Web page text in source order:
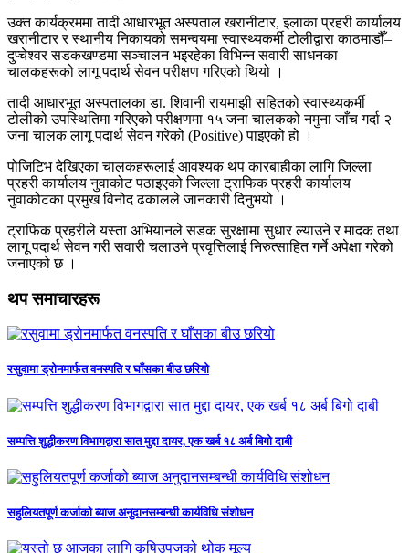
उक्त कार्यक्रममा तादी आधारभूत अस्पताल खरानीटार, इलाका प्रहरी कार्यालय
खरानीटार र स्थानीय निकायको समन्वयमा स्वास्थ्यकर्मी टोलीद्वारा काठमाडौँ–
दुप्चेश्वर सडकखण्डमा सञ्चालन भइरहेका विभिन्न सवारी साधनका
चालकहरूको लागू पदार्थ सेवन परीक्षण गरिएको थियो ।
तादी आधारभूत अस्पतालका डा. शिवानी रायमाझी सहितको स्वास्थ्यकर्मी
टोलीको उपस्थितिमा गरिएको परीक्षणमा १५ जना चालकको नमुना जाँच गर्दा २
जना चालक लागू पदार्थ सेवन गरेको (Positive) पाइएको हो ।
पोजिटिभ देखिएका चालकहरूलाई आवश्यक थप कारबाहीका लागि जिल्ला
प्रहरी कार्यालय नुवाकोट पठाइएको जिल्ला ट्राफिक प्रहरी कार्यालय
नुवाकोटका प्रमुख विनोद ढकालले जानकारी दिनुभयो ।
ट्राफिक प्रहरीले यस्ता अभियानले सडक सुरक्षामा सुधार ल्याउने र मादक तथा
लागू पदार्थ सेवन गरी सवारी चलाउने प्रवृत्तिलाई निरुत्साहित गर्ने अपेक्षा गरेको
जनाएको छ ।
थप समाचारहरू
रसुवामा ड्रोनमार्फत वनस्पति र घाँसका बीउ छरियो
सम्पत्ति शुद्धीकरण विभागद्वारा सात मुद्दा दायर, एक खर्ब १८ अर्ब बिगो दाबी
सहुलियतपूर्ण कर्जाको ब्याज अनुदानसम्बन्धी कार्यविधि संशोधन